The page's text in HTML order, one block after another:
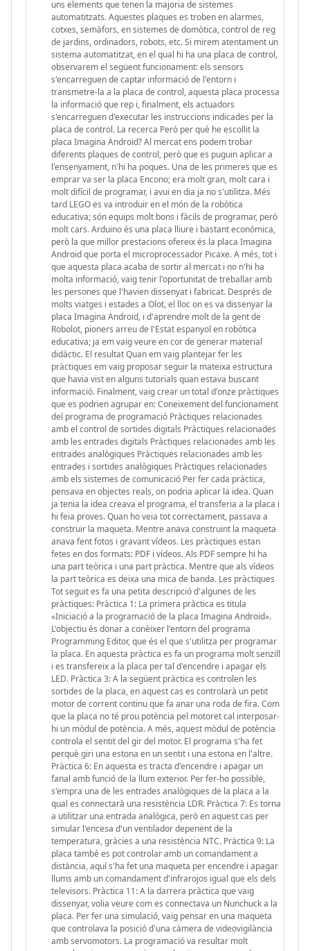
uns elements que tenen la majoria de sistemes
automatitzats. Aquestes plaques es troben en alarmes,
cotxes, semàfors, en sistemes de domòtica, control de reg
de jardins, ordinadors, robots, etc. Si mirem atentament un
sistema automatitzat, en el qual hi ha una placa de control,
observarem el següent funcionament: els sensors
s'encarreguen de captar informació de l'entorn i
transmetre-la a la placa de control, aquesta placa processa
la informació que rep i, finalment, els actuadors
s'encarreguen d'executar les instruccions indicades per la
placa de control. La recerca Però per què he escollit la
placa Imagina Android? Al mercat ens podem trobar
diferents plaques de control, però que es puguin aplicar a
l'ensenyament, n'hi ha poques. Una de les primeres que es
emprar va ser la placa Encono; era molt gran, molt cara i
molt difícil de programar, i avui en dia ja no s'utilitza. Més
tard LEGO es va introduir en el món de la robòtica
educativa; són equips molt bons i fàcils de programar, però
molt cars. Arduino és una placa lliure i bastant econòmica,
però la que millor prestacions ofereix és la placa Imagina
Android que porta el microprocessador Picaxe. A més, tot i
que aquesta placa acaba de sortir al mercat i no n'hi ha
molta informació, vaig tenir l'oportunitat de treballar amb
les persones que l'havien dissenyat i fabricat. Després de
molts viatges i estades a Olot, el lloc on es va dissenyar la
placa Imagina Android, i d'aprendre molt de la gent de
Robolot, pioners arreu de l'Estat espanyol en robòtica
educativa; ja em vaig veure en cor de generar material
didàctic. El resultat Quan em vaig plantejar fer les
pràctiques em vaig proposar seguir la mateixa estructura
que havia vist en alguns tutorials quan estava buscant
informació. Finalment, vaig crear un total d'onze pràctiques
que es podrien agrupar en: Coneixement del funcionament
del programa de programació Pràctiques relacionades
amb el control de sortides digitals Pràctiques relacionades
amb les entrades digitals Pràctiques relacionades amb les
entrades analògiques Pràctiques relacionades amb les
entrades i sortides analògiques Pràctiques relacionades
amb els sistemes de comunicació Per fer cada pràctica,
pensava en objectes reals, on podria aplicar la idea. Quan
ja tenia la idea creava el programa, el transferia a la placa i
hi feia proves. Quan ho veia tot correctament, passava a
construir la maqueta. Mentre anava construint la maqueta
anava fent fotos i gravant vídeos. Les pràctiques estan
fetes en dos formats: PDF i vídeos. Als PDF sempre hi ha
una part teòrica i una part pràctica. Mentre que als vídeos
la part teòrica es deixa una mica de banda. Les pràctiques
Tot seguit es fa una petita descripció d'algunes de les
pràctiques: Pràctica 1: La primera pràctica es titula
«Iniciació a la programació de la placa Imagina Android».
L'objectiu és donar a conèixer l'entorn del programa
Programming Editor, que és el que s'utilitza per programar
la placa. En aquesta pràctica es fa un programa molt senzill
i es transfereix a la placa per tal d'encendre i apagar els
LED. Pràctica 3: A la següent pràctica es controlen les
sortides de la placa, en aquest cas es controlarà un petit
motor de corrent continu que fa anar una roda de fira. Com
que la placa no té prou potència pel motoret cal interposar-
hi un mòdul de potència. A més, aquest mòdul de potència
controla el sentit del gir del motor. El programa s'ha fet
perquè giri una estona en un sentit i una estona en l'altre.
Pràctica 6: En aquesta es tracta d'encendre i apagar un
fanal amb funció de la llum exterior. Per fer-ho possible,
s'empra una de les entrades analògiques de la placa a la
qual es connectarà una resistència LDR. Pràctica 7: Es torna
a utilitzar una entrada analògica, però en aquest cas per
simular l'encesa d'un ventilador depenent de la
temperatura, gràcies a una resistència NTC. Pràctica 9: La
placa també es pot controlar amb un comandament a
distància, aquí s'ha fet una maqueta per encendre i apagar
llums amb un comandament d'infrarojos igual que els dels
televisors. Pràctica 11: A la darrera pràctica que vaig
dissenyar, volia veure com es connectava un Nunchuck a la
placa. Per fer una simulació, vaig pensar en una maqueta
que controlava la posició d'una càmera de videovigilància
amb servomotors. La programació va resultar molt